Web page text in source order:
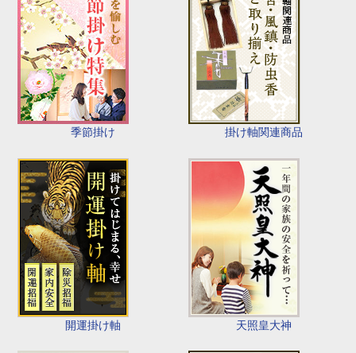
季節掛け 掛け軸関連商品
開運掛け軸 天照皇大神